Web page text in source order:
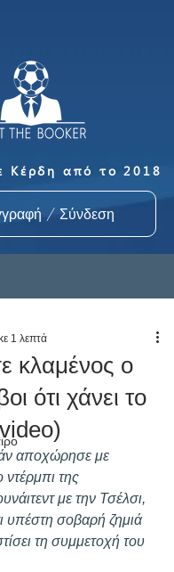
Κέρδη από το 2018
/ Σύνδεση
κλαμένος ο
ότι χάνει το
1 λεπτά
αποχώρησε με
της
με την Τσέλσι,
υπέστη σοβαρή ζημιά
τη συμμετοχή του